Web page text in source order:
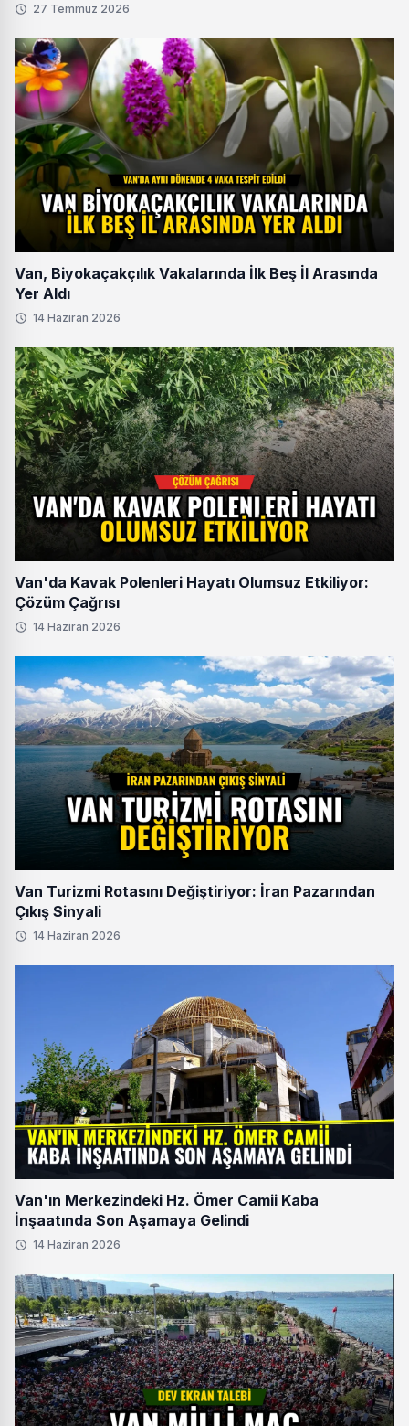
27 Temmuz 2026
Van, Biyokaçakçılık Vakalarında İlk Beş İl Arasında
Yer Aldı
14 Haziran 2026
Van'da Kavak Polenleri Hayatı Olumsuz Etkiliyor:
Çözüm Çağrısı
14 Haziran 2026
Van Turizmi Rotasını Değiştiriyor: İran Pazarından
Çıkış Sinyali
14 Haziran 2026
Van'ın Merkezindeki Hz. Ömer Camii Kaba
İnşaatında Son Aşamaya Gelindi
14 Haziran 2026